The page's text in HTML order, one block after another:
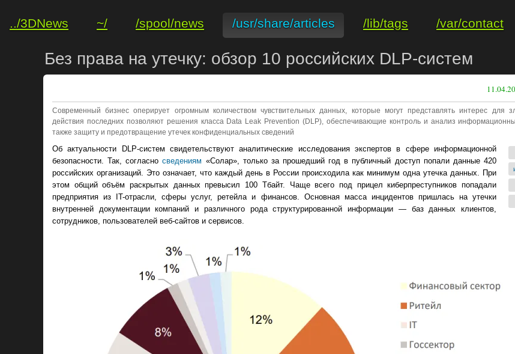
../3DNews ~/ /spool/news /usr/share/articles /lib/tags /var/contact
Без права на утечку: обзор 10 российских DLP-систем
Современный бизнес оперирует огромным количеством чувствительных данных, которые могут представлять интерес для
действия последних позволяют решения класса Data Leak Prevention (DLP), обеспечивающие контроль и анализ
также защиту и предотвращение утечек конфиденциальных сведений
Об актуальности DLP-систем свидетельствуют аналитические исследования экспертов в сфере информационной
безопасности. Так, согласносведениям «Солар», только за прошедший год в публичный доступ попали данные 420
российских организаций. Это означает, что каждый день в России происходила как минимум одна утечка данных. При
этом общий объём раскрытых данных превысил 100 Тбайт. Чаще всего под прицел киберпреступников попадали
предприятия из IT-отрасли, сферы услуг, ретейла и финансов. Основная масса инцидентов пришлась на утечки
внутренней документации компаний и различного рода структурированной информации — баз данных клиентов,
сотрудников, пользователей веб-сайтов и сервисов.